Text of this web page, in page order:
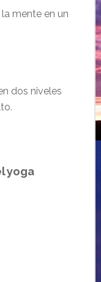
mente en un
dos niveles
yoga